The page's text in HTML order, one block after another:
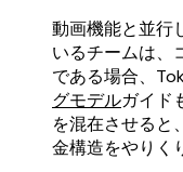
動画機能と並行
いるチームは、
である場合、
グモデルガイド
を混在させると
金構造をやりく